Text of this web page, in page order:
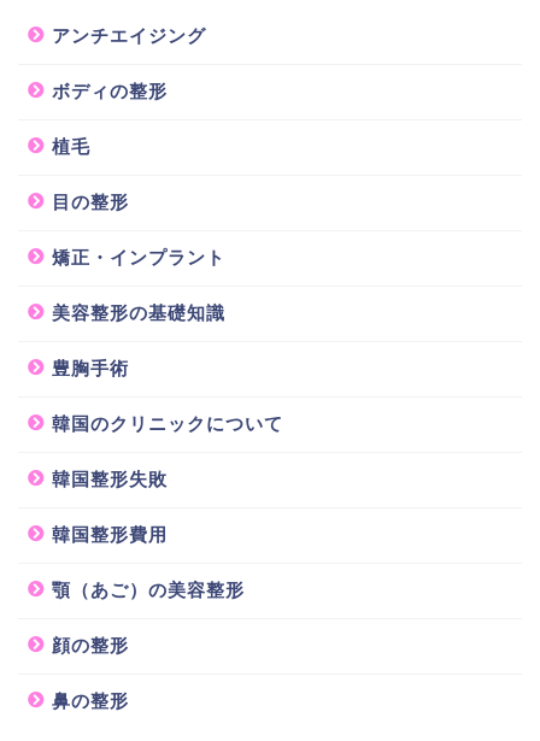
アンチエイジング
ボディの整形
植毛
目の整形
矯正・インプラント
美容整形の基礎知識
豊胸手術
韓国のクリニックについて
韓国整形失敗
韓国整形費用
顎（あご）の美容整形
顔の整形
鼻の整形